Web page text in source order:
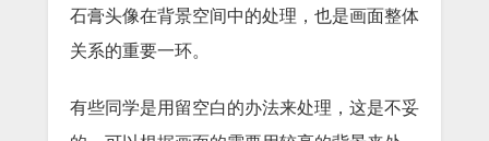
石膏头像在背景空间中的处理，也是画面整体
关系的重要一环。
有些同学是用留空白的办法来处理，这是不妥